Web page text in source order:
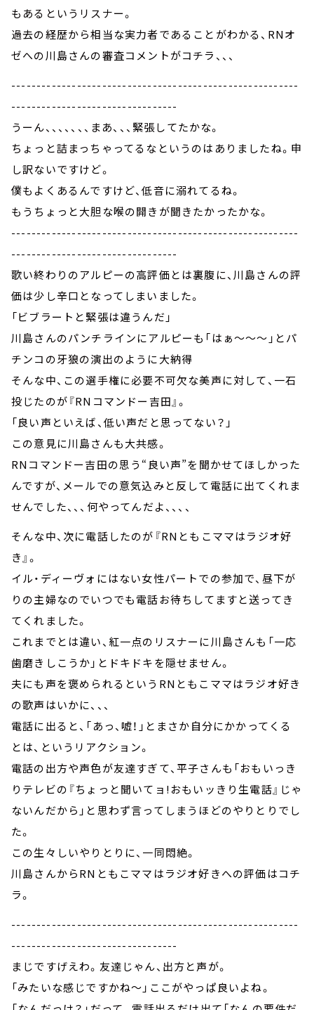
もあるというリスナー。
過去の経歴から相当な実力者であることがわかる、RNオ
ゼへの川島さんの審査コメントがコチラ、、、
---------------------------------------------------------
---------------------------------
うーん、、、、、、、まあ、、、緊張してたかな。
ちょっと詰まっちゃってるなというのはありましたね。申
し訳ないですけど。
僕もよくあるんですけど、低音に溺れてるね。
もうちょっと大胆な喉の開きが聞きたかったかな。
---------------------------------------------------------
---------------------------------
歌い終わりのアルピーの高評価とは裏腹に、川島さんの評
価は少し辛口となってしまいました。
「ビブラートと緊張は違うんだ」
川島さんのパンチラインにアルピーも「はぁ～～～」とパ
チンコの牙狼の演出のように大納得
そんな中、この選手権に必要不可欠な美声に対して、一石
投じたのが『RNコマンドー吉田』。
「良い声といえば、低い声だと思ってない？」
この意見に川島さんも大共感。
RNコマンドー吉田の思う“良い声”を聞かせてほしかった
んですが、メールでの意気込みと反して電話に出てくれま
せんでした、、、何やってんだよ、、、、
そんな中、次に電話したのが『RNともこママはラジオ好
き』。
イル・ディーヴォにはない女性パートでの参加で、昼下が
りの主婦なのでいつでも電話お待ちしてますと送ってき
てくれました。
これまでとは違い、紅一点のリスナーに川島さんも「一応
歯磨きしこうか」とドキドキを隠せません。
夫にも声を褒められるというRNともこママはラジオ好き
の歌声はいかに、、、
電話に出ると、「あっ、嘘！」とまさか自分にかかってくる
とは、というリアクション。
電話の出方や声色が友達すぎて、平子さんも「おもいっき
りテレビの『ちょっと聞いてョ!おもいッきり生電話』じゃ
ないんだから」と思わず言ってしまうほどのやりとりでし
た。
この生々しいやりとりに、一同悶絶。
川島さんからRNともこママはラジオ好きへの評価はコチ
ラ。
---------------------------------------------------------
---------------------------------
まじですげえわ。友達じゃん、出方と声が。
「みたいな感じですかね～」ここがやっぱ良いよね。